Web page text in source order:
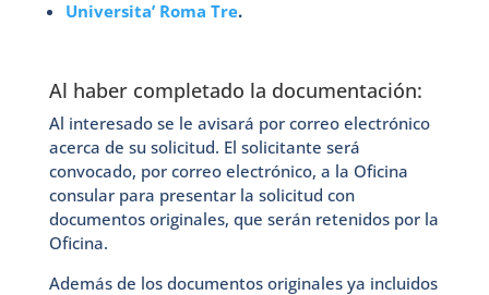
Universita’ Roma Tre.
Al haber completado la documentación:
Al interesado se le avisará por correo electrónico
acerca de su solicitud. El solicitante será
convocado, por correo electrónico, a la Oficina
consular para presentar la solicitud con
documentos originales, que serán retenidos por la
Oficina.
Además de los documentos originales ya incluidos